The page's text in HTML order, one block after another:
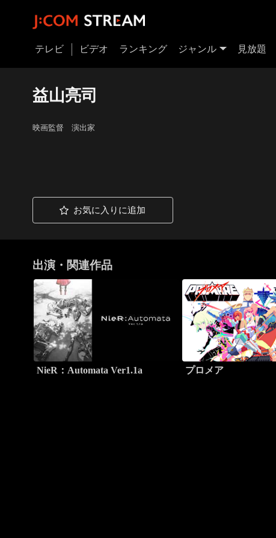
テレビ ビデオ ランキング ジャンル 見放題
益山亮司
映画監督 演出家
お気に入りに追加
出演・関連作品
NieR：Automata Ver1.1a プロメア